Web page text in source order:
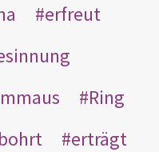
erfreut
Ring
erträgt